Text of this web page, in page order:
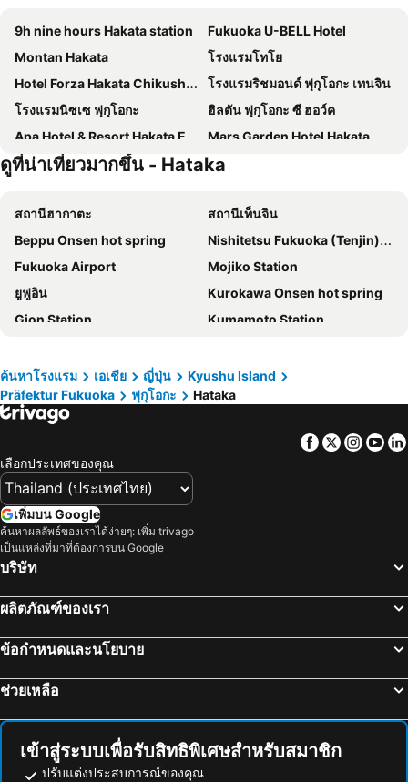
9h nine hours Hakata station
Fukuoka U-BELL Hotel
Montan Hakata
โรงแรมโทโย
Hotel Forza Hakata Chikushi-Guchi Ⅰ
โรงแรมริชมอนด์ ฟุกุโอกะ เทนจิน
โรงแรมนิซเซ ฟุกุโอกะ
ฮิลตัน ฟุกุโอกะ ซี ฮอว์ค
Apa Hotel & Resort Hakata Ekihigashi
Mars Garden Hotel Hakata
Hotel Vista Fukuoka Nakasu-Kawabata
EN HOTEL Hakata
Hotel Livemax Fukuokatenjin West
Hakata Green Hotel No.1
Hotel Oriental Express Fukuoka Nakasu Kawabata
Reisenkaku Kawabata
Fukuoka Toei Hotel
HOTEL Third Place Hakata
เดอะ บี ฮาคาตะ
EIWA PLACE HOTEL HAKATA
Apa Hotel Hakata Gion Ekimae
Hotel La Foresta By Rigna
Hotel WBF Grande Hakata
Apa Hotel Hakata Eki Chikushiguchi
Via Inn. Hakataguchi Ekimae
Hotel Oriental Express Fukuoka Tenjin
N33 Hakata Sta East
Henn na Hotel Fukuoka Hakata
Sutton Hotel Hakata City
The OneFive Fukuoka Tenjin
Cross Life Hakata Tenjin
Daiwa Roynet Hotel Hakata Reisen PREMIER
Oriental Hotel Fukuoka Hakata Station
The358 SORA
โรงแรมคลิโอ คอร์ท ฮากาตะ
Hotel Nexus Hakatasanno
Green Rich Hotel Nishitetsu Ohashi Ekimae
南福岡グリーンホテル-Minami Fukuoka Green Hotel
Eruza HAKATA エルザ博多
HOTEL LiVEMAX Hakataeki Minami
Route-Inn Hakata Ekiminami
ดูที่น่าเที่ยวมากขึ้น - Hataka
สถานีฮากาตะ
สถานีเท็นจิน
Beppu Onsen hot spring
Nishitetsu Fukuoka (Tenjin) Station
Fukuoka Airport
Mojiko Station
ยูฟูอิน
Kurokawa Onsen hot spring
Gion Station
Kumamoto Station
Kokura Station
Miyajima
Saga Station
Huis Ten Bosch
Nagasaki Station
Canal City Hakata
Fukuoka Yafuoku Dome
Nakasu-Kawabata Station
Marine Messe Fukuoka
Kumamoto Airport
Yakuin Station
Acros Fukuoka
Nishitetsu Hall
Fukuoka Convention Center
Oita Station
Suizenji Jojuen Garden
Ohori Park
ค้นหาโรงแรม เอเชีย ญี่ปุ่น
Kyushu Island
Präfektur Fukuoka
ฟุกุโอกะ Hataka
Facebook
Twitter
เลือกประเทศของคุณ
เพิ่มบน Google
ค้นหาผลลัพธ์ของเราได้ง่ายๆ: เพิ่ม trivago
เป็นแหล่งที่มาที่ต้องการบน Google
บริษัท
ผลิตภัณฑ์ของเรา
ข้อกำหนดและนโยบาย
ช่วยเหลือ
เข้าสู่ระบบเพื่อรับสิทธิพิเศษสำหรับสมาชิก
ปรับแต่งประสบการณ์ของคุณ